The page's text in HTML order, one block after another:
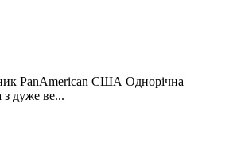
PanAmerican США Однорічна
з дуже ве...